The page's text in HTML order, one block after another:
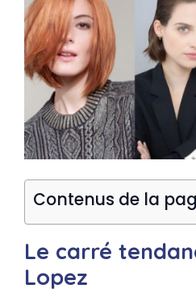
Contenus de la
Le carré
Lopez